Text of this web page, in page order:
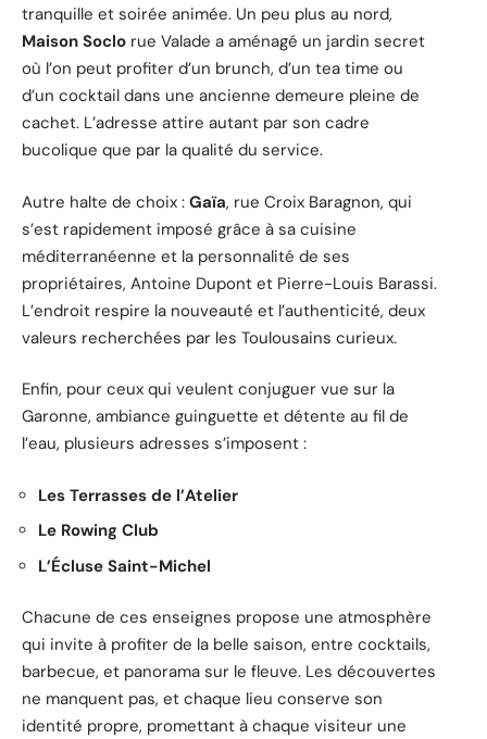
tranquille et soirée animée. Un peu plus au nord,
Maison Soclo rue Valade a aménagé un jardin secret
où l’on peut profiter d’un brunch, d’un tea time ou
d’un cocktail dans une ancienne demeure pleine de
cachet. L’adresse attire autant par son cadre
bucolique que par la qualité du service.
Autre halte de choix : Gaïa, rue Croix Baragnon, qui
s’est rapidement imposé grâce à sa cuisine
méditerranéenne et la personnalité de ses
propriétaires, Antoine Dupont et Pierre-Louis Barassi.
L’endroit respire la nouveauté et l’authenticité, deux
valeurs recherchées par les Toulousains curieux.
Enfin, pour ceux qui veulent conjuguer vue sur la
Garonne, ambiance guinguette et détente au fil de
l’eau, plusieurs adresses s’imposent :
Les Terrasses de l’Atelier
Le Rowing Club
L’Écluse Saint-Michel
Chacune de ces enseignes propose une atmosphère
qui invite à profiter de la belle saison, entre cocktails,
barbecue, et panorama sur le fleuve. Les découvertes
ne manquent pas, et chaque lieu conserve son
identité propre, promettant à chaque visiteur une